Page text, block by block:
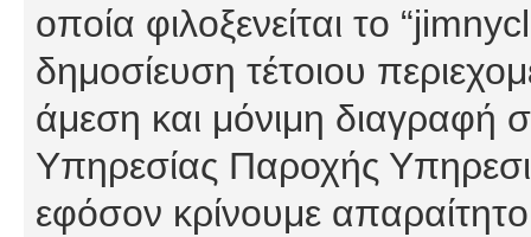
οποία φιλοξενείται το
δημοσίευση τέτοιου
άμεση και μόνιμη διαγραφή
Υπηρεσίας Παροχής
εφόσον κρίνουμε